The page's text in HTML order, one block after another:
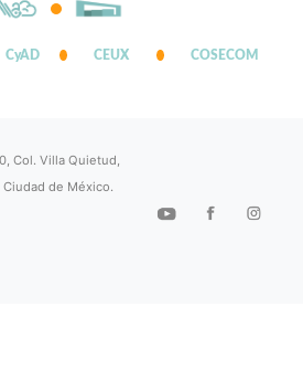
CyAD CEUX COSECOM
Col. Villa Quietud,
Ciudad de México.